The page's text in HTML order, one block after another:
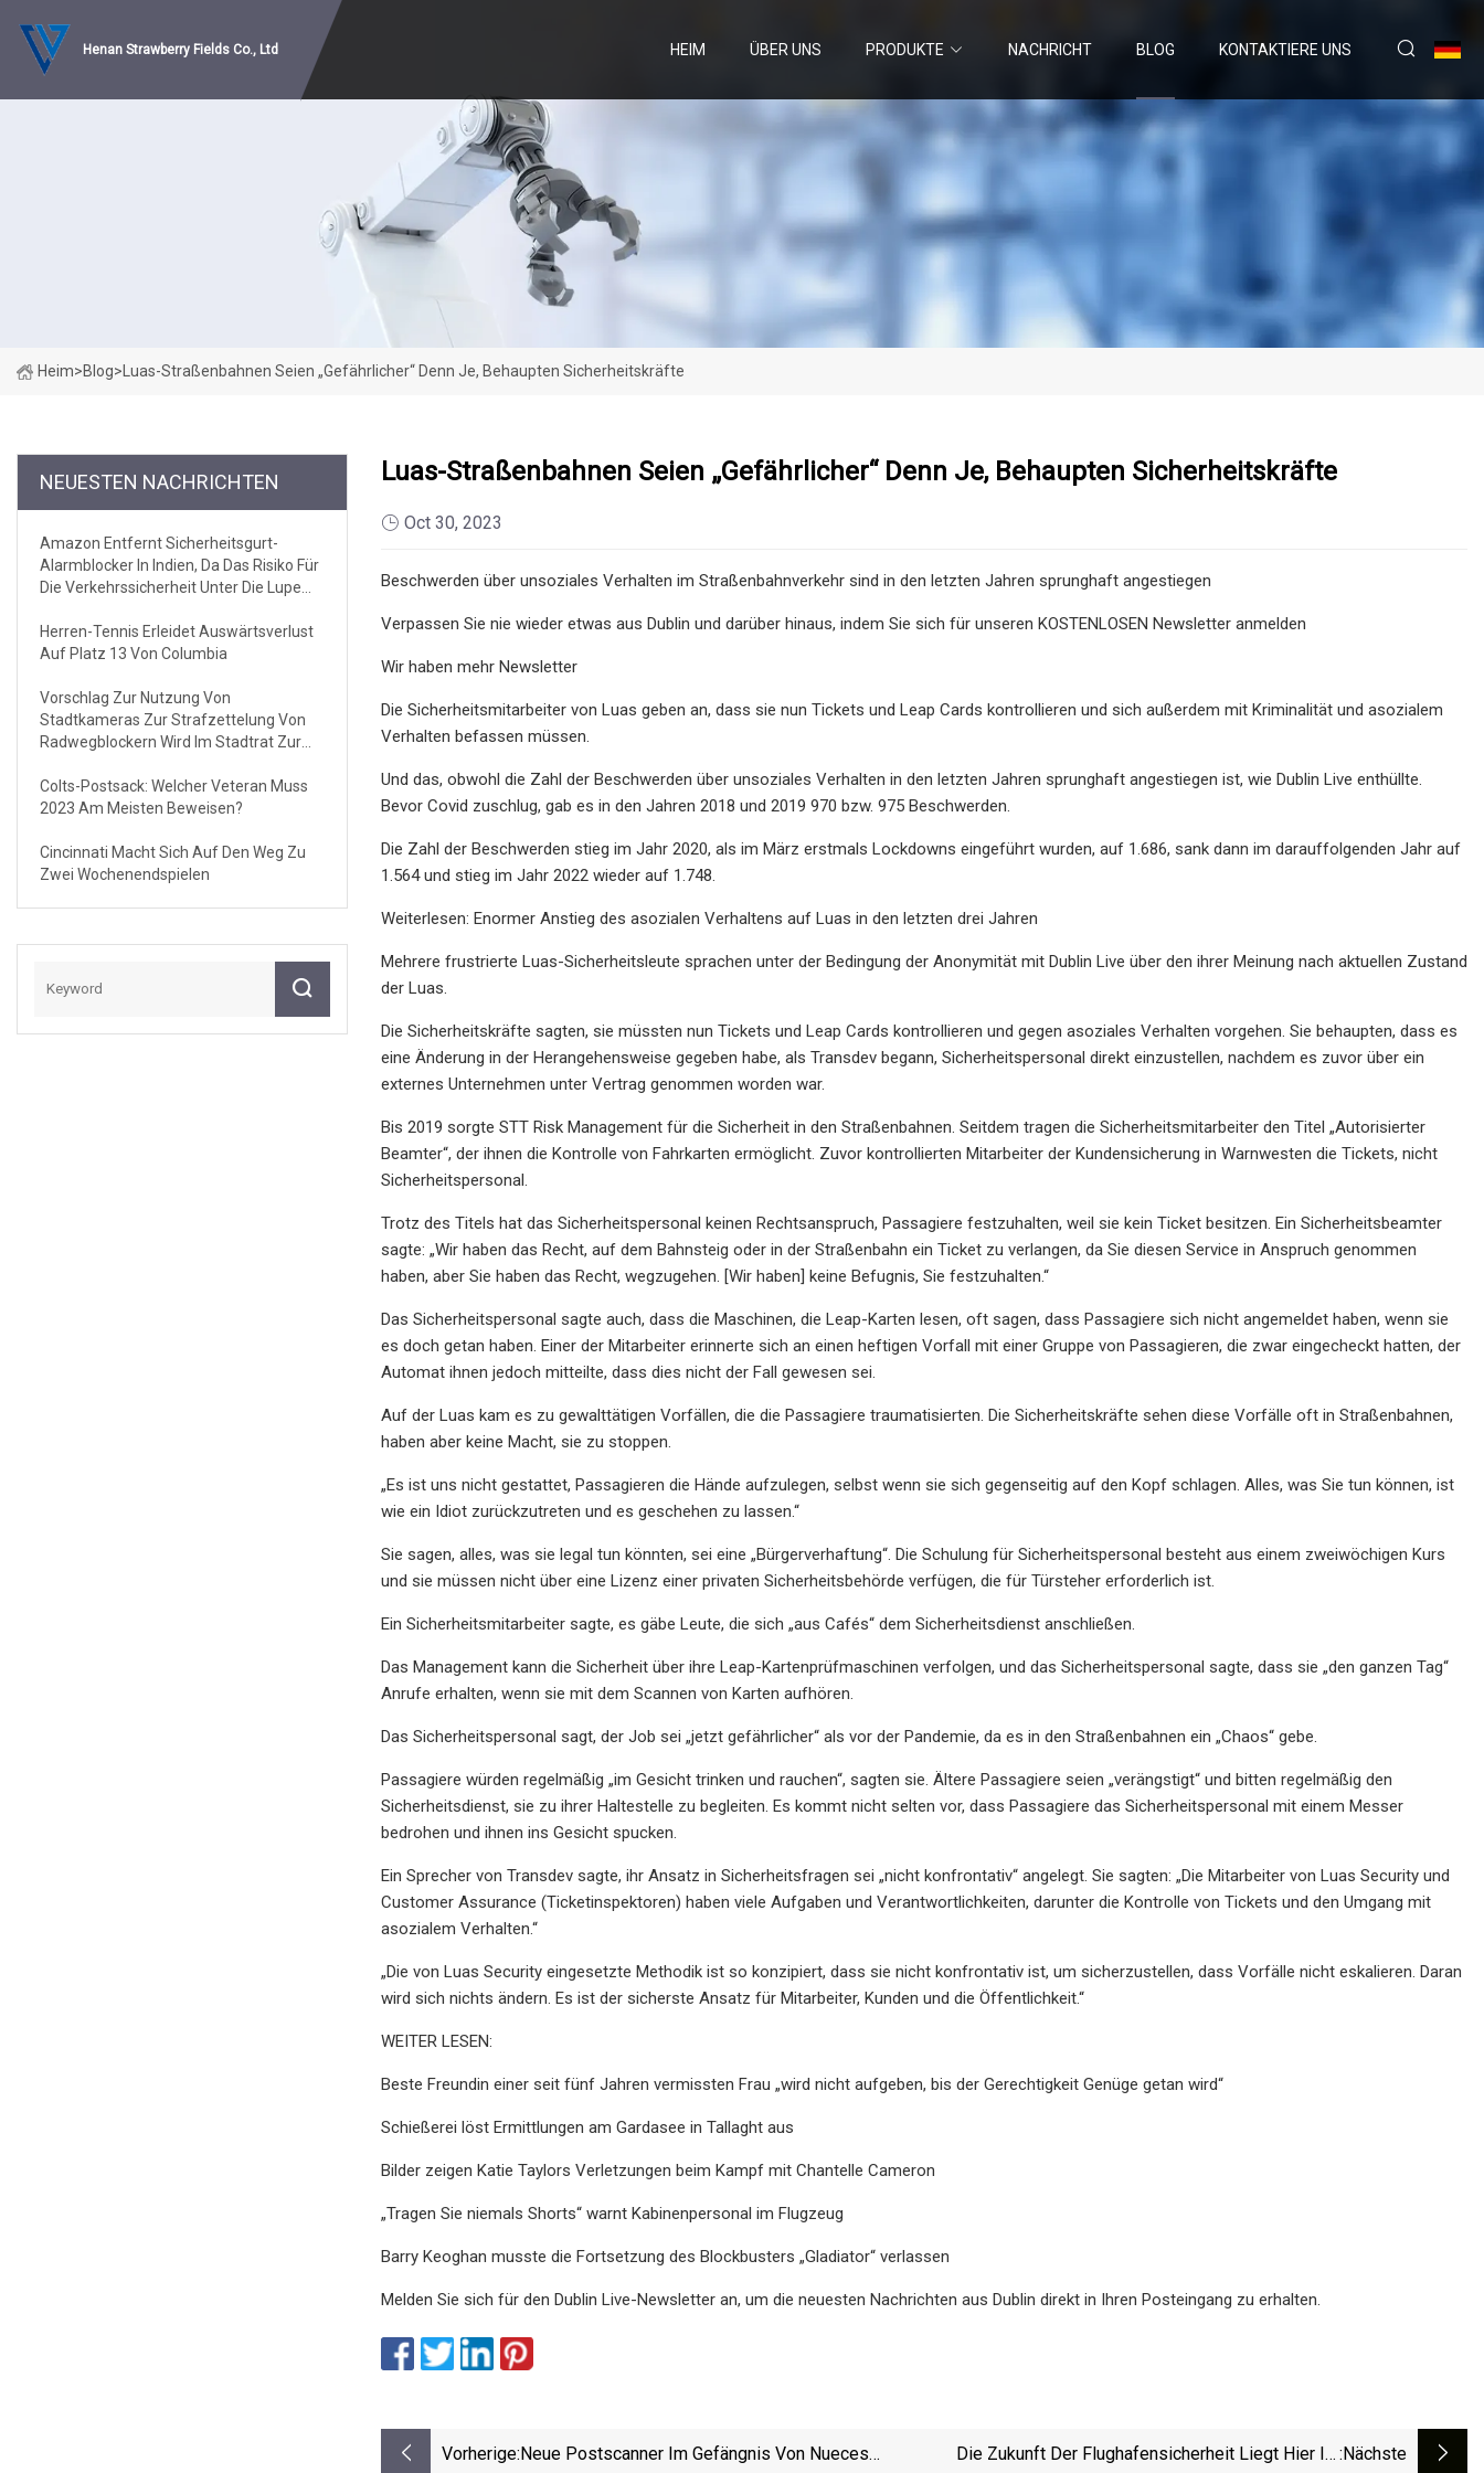
Henan Strawberry Fields Co., Ltd HEIM ÜBER UNS PRODUKTE NACHRICHT BLOG KONTAKTIERE UNS
Heim>Blog> Luas-Straßenbahnen Seien „gefährlicher“ Denn Je, Behaupten Sicherheitskräfte
NEUESTEN NACHRICHTEN
Amazon Entfernt Sicherheitsgurt-
Alarmblocker In Indien, Da Das Risiko Für
Die Verkehrssicherheit Unter Die Lupe
Herren-Tennis Erleidet Auswärtsverlust
Auf Platz 13 Von Columbia
Vorschlag Zur Nutzung Von
Stadtkameras Zur Strafzettelung Von
Radwegblockern Wird Im Stadtrat Zur
Colts-Postsack: Welcher Veteran Muss
2023 Am Meisten Beweisen?
Cincinnati Macht Sich Auf Den Weg Zu
Zwei Wochenendspielen
Luas-Straßenbahnen Seien „gefährlicher“ Denn Je, Behaupten Sicherheitskräfte
Oct 30, 2023
Beschwerden über unsoziales Verhalten im Straßenbahnverkehr sind in den letzten Jahren sprunghaft angestiegen
Verpassen Sie nie wieder etwas aus Dublin und darüber hinaus, indem Sie sich für unseren KOSTENLOSEN Newsletter anmelden
Wir haben mehr Newsletter
Die Sicherheitsmitarbeiter von Luas geben an, dass sie nun Tickets und Leap Cards kontrollieren und sich außerdem mit Kriminalität und asozialem
Verhalten befassen müssen.
Und das, obwohl die Zahl der Beschwerden über unsoziales Verhalten in den letzten Jahren sprunghaft angestiegen ist, wie Dublin Live enthüllte.
Bevor Covid zuschlug, gab es in den Jahren 2018 und 2019 970 bzw. 975 Beschwerden.
Die Zahl der Beschwerden stieg im Jahr 2020, als im März erstmals Lockdowns eingeführt wurden, auf 1.686, sank dann im darauffolgenden Jahr auf
1.564 und stieg im Jahr 2022 wieder auf 1.748.
Weiterlesen: Enormer Anstieg des asozialen Verhaltens auf Luas in den letzten drei Jahren
Mehrere frustrierte Luas-Sicherheitsleute sprachen unter der Bedingung der Anonymität mit Dublin Live über den ihrer Meinung nach aktuellen Zustand
der Luas.
Die Sicherheitskräfte sagten, sie müssten nun Tickets und Leap Cards kontrollieren und gegen asoziales Verhalten vorgehen. Sie behaupten, dass es
eine Änderung in der Herangehensweise gegeben habe, als Transdev begann, Sicherheitspersonal direkt einzustellen, nachdem es zuvor über ein
externes Unternehmen unter Vertrag genommen worden war.
Bis 2019 sorgte STT Risk Management für die Sicherheit in den Straßenbahnen. Seitdem tragen die Sicherheitsmitarbeiter den Titel „Autorisierter
Beamter“, der ihnen die Kontrolle von Fahrkarten ermöglicht. Zuvor kontrollierten Mitarbeiter der Kundensicherung in Warnwesten die Tickets, nicht
Sicherheitspersonal.
Trotz des Titels hat das Sicherheitspersonal keinen Rechtsanspruch, Passagiere festzuhalten, weil sie kein Ticket besitzen. Ein Sicherheitsbeamter
sagte: „Wir haben das Recht, auf dem Bahnsteig oder in der Straßenbahn ein Ticket zu verlangen, da Sie diesen Service in Anspruch genommen
haben, aber Sie haben das Recht, wegzugehen. [Wir haben] keine Befugnis, Sie festzuhalten.“
Das Sicherheitspersonal sagte auch, dass die Maschinen, die Leap-Karten lesen, oft sagen, dass Passagiere sich nicht angemeldet haben, wenn sie
es doch getan haben. Einer der Mitarbeiter erinnerte sich an einen heftigen Vorfall mit einer Gruppe von Passagieren, die zwar eingecheckt hatten, der
Automat ihnen jedoch mitteilte, dass dies nicht der Fall gewesen sei.
Auf der Luas kam es zu gewalttätigen Vorfällen, die die Passagiere traumatisierten. Die Sicherheitskräfte sehen diese Vorfälle oft in Straßenbahnen,
haben aber keine Macht, sie zu stoppen.
„Es ist uns nicht gestattet, Passagieren die Hände aufzulegen, selbst wenn sie sich gegenseitig auf den Kopf schlagen. Alles, was Sie tun können, ist
wie ein Idiot zurückzutreten und es geschehen zu lassen.“
Sie sagen, alles, was sie legal tun könnten, sei eine „Bürgerverhaftung“. Die Schulung für Sicherheitspersonal besteht aus einem zweiwöchigen Kurs
und sie müssen nicht über eine Lizenz einer privaten Sicherheitsbehörde verfügen, die für Türsteher erforderlich ist.
Ein Sicherheitsmitarbeiter sagte, es gäbe Leute, die sich „aus Cafés“ dem Sicherheitsdienst anschließen.
Das Management kann die Sicherheit über ihre Leap-Kartenprüfmaschinen verfolgen, und das Sicherheitspersonal sagte, dass sie „den ganzen Tag“
Anrufe erhalten, wenn sie mit dem Scannen von Karten aufhören.
Das Sicherheitspersonal sagt, der Job sei „jetzt gefährlicher“ als vor der Pandemie, da es in den Straßenbahnen ein „Chaos“ gebe.
Passagiere würden regelmäßig „im Gesicht trinken und rauchen“, sagten sie. Ältere Passagiere seien „verängstigt“ und bitten regelmäßig den
Sicherheitsdienst, sie zu ihrer Haltestelle zu begleiten. Es kommt nicht selten vor, dass Passagiere das Sicherheitspersonal mit einem Messer
bedrohen und ihnen ins Gesicht spucken.
Ein Sprecher von Transdev sagte, ihr Ansatz in Sicherheitsfragen sei „nicht konfrontativ“ angelegt. Sie sagten: „Die Mitarbeiter von Luas Security und
Customer Assurance (Ticketinspektoren) haben viele Aufgaben und Verantwortlichkeiten, darunter die Kontrolle von Tickets und den Umgang mit
asozialem Verhalten.“
„Die von Luas Security eingesetzte Methodik ist so konzipiert, dass sie nicht konfrontativ ist, um sicherzustellen, dass Vorfälle nicht eskalieren. Daran
wird sich nichts ändern. Es ist der sicherste Ansatz für Mitarbeiter, Kunden und die Öffentlichkeit.“
WEITER LESEN:
Beste Freundin einer seit fünf Jahren vermissten Frau „wird nicht aufgeben, bis der Gerechtigkeit Genüge getan wird“
Schießerei löst Ermittlungen am Gardasee in Tallaght aus
Bilder zeigen Katie Taylors Verletzungen beim Kampf mit Chantelle Cameron
„Tragen Sie niemals Shorts“ warnt Kabinenpersonal im Flugzeug
Barry Keoghan musste die Fortsetzung des Blockbusters „Gladiator“ verlassen
Melden Sie sich für den Dublin Live-Newsletter an, um die neuesten Nachrichten aus Dublin direkt in Ihren Posteingang zu erhalten.
Vorherige:Neue Postscanner Im Gefängnis Von Nueces
Die Zukunft Der Flughafensicherheit Liegt Hier Im :nächste